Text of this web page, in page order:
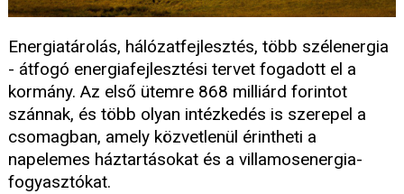
Energiatárolás, hálózatfejlesztés, több szélenergia
- átfogó energiafejlesztési tervet fogadott el a
kormány. Az első ütemre 868 milliárd forintot
szánnak, és több olyan intézkedés is szerepel a
csomagban, amely közvetlenül érintheti a
napelemes háztartásokat és a villamosenergia-
fogyasztókat.